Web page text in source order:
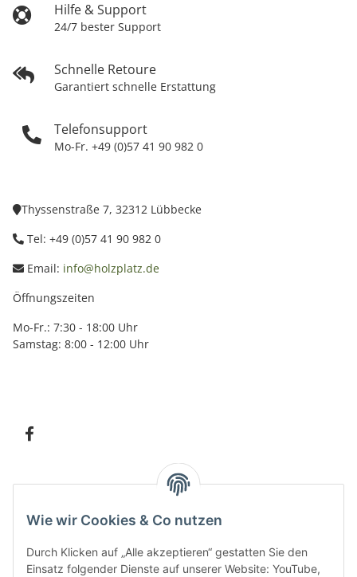
Hilfe & Support
24/7 bester Support
Schnelle Retoure
Garantiert schnelle Erstattung
Telefonsupport
Mo-Fr. +49 (0)57 41 90 982 0
Thyssenstraße 7, 32312 Lübbecke
Tel: +49 (0)57 41 90 982 0
Email: info@holzplatz.de
Öffnungszeiten
Mo-Fr.: 7:30 - 18:00 Uhr
Samstag: 8:00 - 12:00 Uhr
Wie wir Cookies & Co nutzen
Durch Klicken auf „Alle akzeptieren“ gestatten Sie den
Einsatz folgender Dienste auf unserer Website: YouTube,